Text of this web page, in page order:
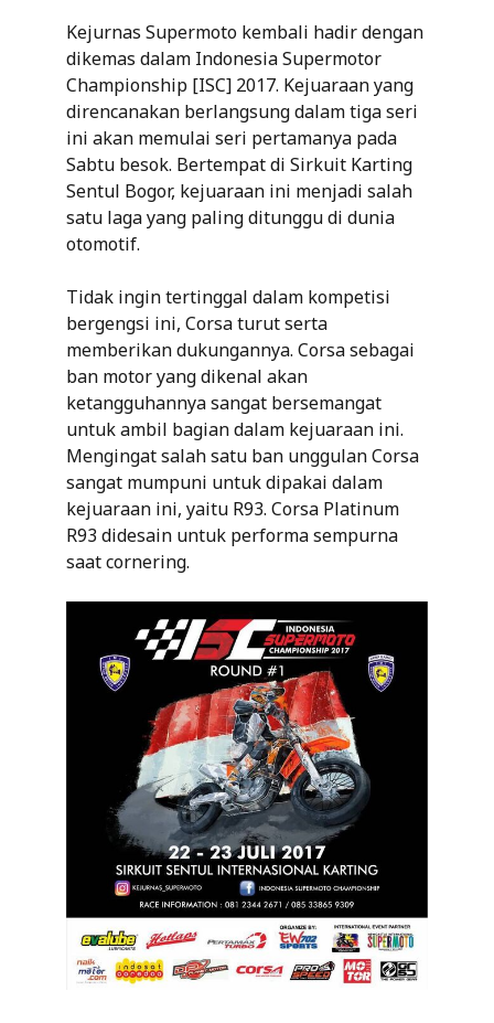
Kejurnas Supermoto kembali hadir dengan
dikemas dalam Indonesia Supermotor
Championship [ISC] 2017. Kejuaraan yang
direncanakan berlangsung dalam tiga seri
ini akan memulai seri pertamanya pada
Sabtu besok. Bertempat di Sirkuit Karting
Sentul Bogor, kejuaraan ini menjadi salah
satu laga yang paling ditunggu di dunia
otomotif.
Tidak ingin tertinggal dalam kompetisi
bergengsi ini, Corsa turut serta
memberikan dukungannya. Corsa sebagai
ban motor yang dikenal akan
ketangguhannya sangat bersemangat
untuk ambil bagian dalam kejuaraan ini.
Mengingat salah satu ban unggulan Corsa
sangat mumpuni untuk dipakai dalam
kejuaraan ini, yaitu R93. Corsa Platinum
R93 didesain untuk performa sempurna
saat cornering.